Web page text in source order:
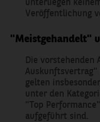
Veröffentlichung
"Meistgehandelt"
Die vorstehenden
Auskunftsvertrag"
gelten
unter den
"Top
aufgeführt sind.